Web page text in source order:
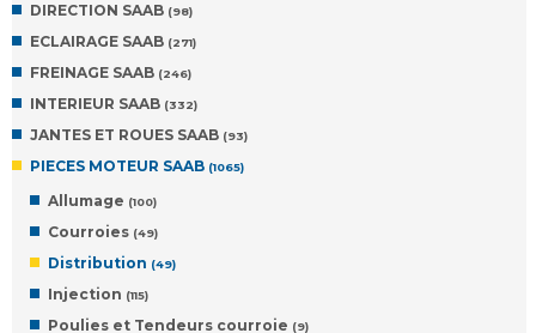
DIRECTION SAAB (98)
ECLAIRAGE SAAB (271)
FREINAGE SAAB (246)
INTERIEUR SAAB (332)
JANTES ET ROUES SAAB (93)
PIECES MOTEUR SAAB (1065)
Allumage (100)
Courroies (49)
Distribution (49)
Injection (115)
Poulies et Tendeurs courroie (9)